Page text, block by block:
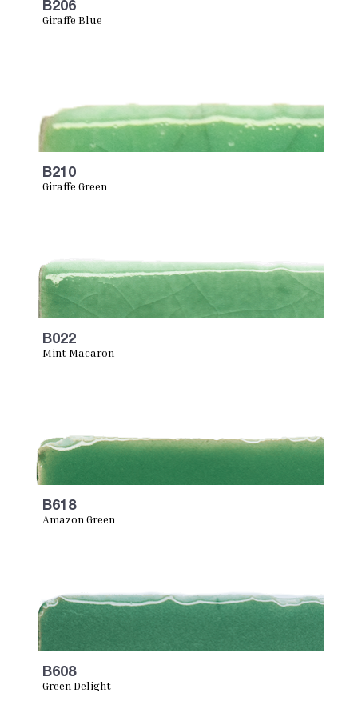
B206
Giraffe Blue
B210
Giraffe Green
B022
Mint Macaron
B618
Amazon Green
B608
Green Delight